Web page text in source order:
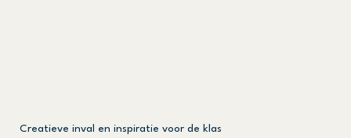
Creatieve inval en inspiratie voor de klas